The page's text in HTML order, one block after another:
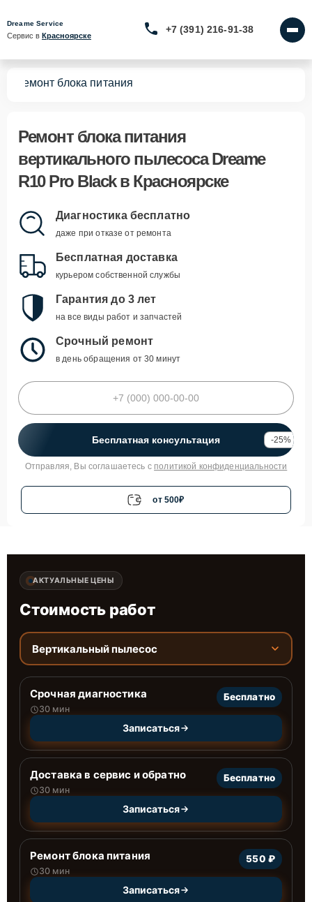
Dreame Service
Сервис в Красноярске
+7 (391) 216-91-38
Ремонт блока питания
Ремонт блока питания
вертикального пылесоса Dreame
R10 Pro Black в Красноярске
Диагностика бесплатно
даже при отказе от ремонта
Бесплатная доставка
курьером собственной службы
Гарантия до 3 лет
на все виды работ и запчастей
Срочный ремонт
в день обращения от 30 минут
Бесплатная консультация -25%
Отправляя, Вы соглашаетесь с политикой конфиденциальности
от 500₽
АКТУАЛЬНЫЕ ЦЕНЫ
Стоимость работ
Вертикальный пылесос
Срочная диагностика
30 мин
Бесплатно
Записаться
Доставка в сервис и обратно
30 мин
Бесплатно
Записаться
Ремонт блока питания
30 мин
550 ₽
Записаться